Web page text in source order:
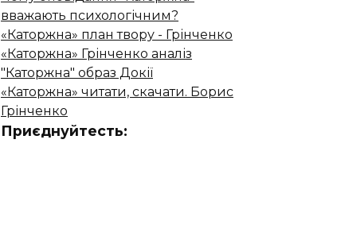
вважають психологічним?
«Каторжна» план твору - Грінченко
«Каторжна» Грінченко аналіз
"Каторжна" образ Докії
«Каторжна» читати, скачати. Борис
Грінченко
Приєднуйтесть: